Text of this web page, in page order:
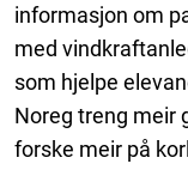
informasjon om
med
som hjelpe
Noreg treng meir
forske meir på